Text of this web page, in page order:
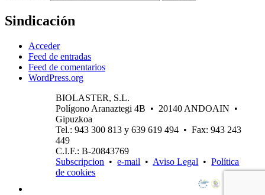
Sindicación
Acceder
Feed de entradas
Feed de comentarios
WordPress.org
BIOLASTER, S.L.
Polígono Aranaztegi 4B • 20140 ANDOAIN •
Gipuzkoa
Tel.: 943 300 813 y 639 619 494 • Fax: 943 243
449
C.I.F.: B-20843769
Subscripcion •e-mail • Aviso Legal •Política
de cookies